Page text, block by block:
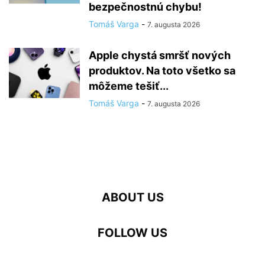
bezpečnostnú chybu!
Tomáš Varga - 7. augusta 2026
Apple chystá smršť nových
produktov. Na toto všetko sa
môžeme tešiť...
Tomáš Varga - 7. augusta 2026
ABOUT US
FOLLOW US